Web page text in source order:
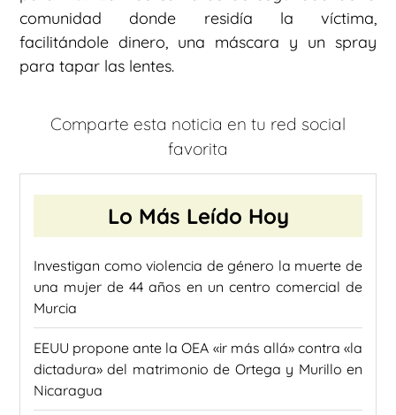
comunidad donde residía la víctima,
facilitándole dinero, una máscara y un spray
para tapar las lentes.
Comparte esta noticia en tu red social
favorita
Lo Más Leído Hoy
Investigan como violencia de género la muerte de
una mujer de 44 años en un centro comercial de
Murcia
EEUU propone ante la OEA «ir más allá» contra «la
dictadura» del matrimonio de Ortega y Murillo en
Nicaragua